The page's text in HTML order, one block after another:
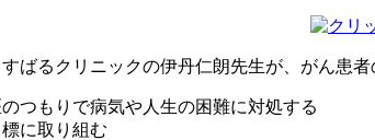
ばるクリニックの伊丹仁朗先生が、がん患
つもりで病気や人生の困難に対処する
に取り組む